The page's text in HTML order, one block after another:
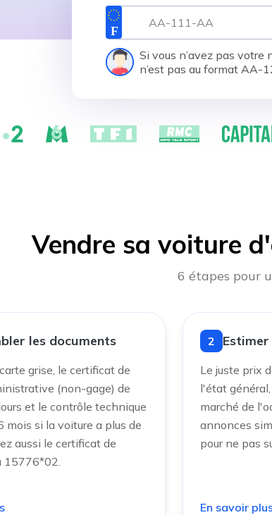
Si vous n’avez pas votre
n’est pas au format AA-
Vendre sa voiture
6 étapes pour
les documents
grise, le certificat de
(non-gage) de
et le contrôle technique
mois si la voiture a plus de
aussi le certificat de
15776*02.
2
Le juste prix
l'état
marché de
annonces
pour ne pas
En savoir